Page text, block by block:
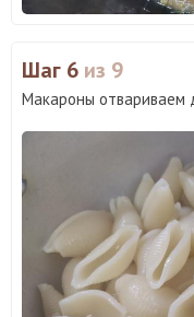
Шаг 6 из 9
Макароны отвариваем